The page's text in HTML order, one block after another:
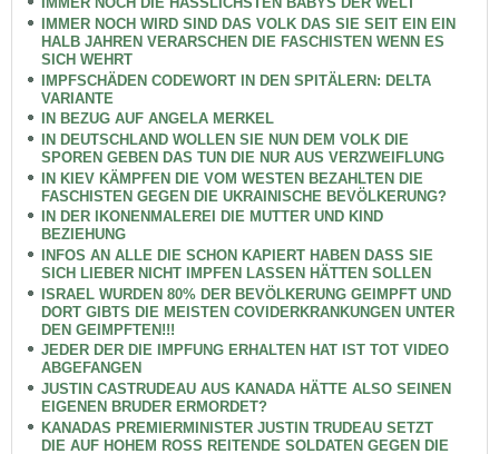
IMMER NOCH WIRD SIND DAS VOLK DAS SIE SEIT EIN EIN
HALB JAHREN VERARSCHEN DIE FASCHISTEN WENN ES
SICH WEHRT
IMPFSCHÄDEN CODEWORT IN DEN SPITÄLERN: DELTA
VARIANTE
IN BEZUG AUF ANGELA MERKEL
IN DEUTSCHLAND WOLLEN SIE NUN DEM VOLK DIE
SPOREN GEBEN DAS TUN DIE NUR AUS VERZWEIFLUNG
IN KIEV KÄMPFEN DIE VOM WESTEN BEZAHLTEN DIE
FASCHISTEN GEGEN DIE UKRAINISCHE BEVÖLKERUNG?
IN DER IKONENMALEREI DIE MUTTER UND KIND
BEZIEHUNG
INFOS AN ALLE DIE SCHON KAPIERT HABEN DASS SIE
SICH LIEBER NICHT IMPFEN LASSEN HÄTTEN SOLLEN
ISRAEL WURDEN 80% DER BEVÖLKERUNG GEIMPFT UND
DORT GIBTS DIE MEISTEN COVIDERKRANKUNGEN UNTER
DEN GEIMPFTEN!!!
JEDER DER DIE IMPFUNG ERHALTEN HAT IST TOT VIDEO
ABGEFANGEN
JUSTIN CASTRUDEAU AUS KANADA HÄTTE ALSO SEINEN
EIGENEN BRUDER ERMORDET?
KANADAS PREMIERMINISTER JUSTIN TRUDEAU SETZT
DIE AUF HOHEM ROSS REITENDE SOLDATEN GEGEN DIE